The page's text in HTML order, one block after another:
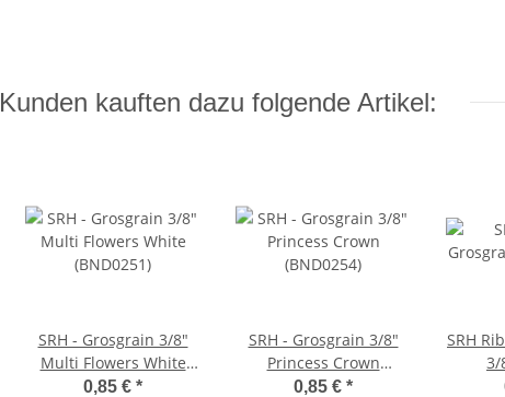
Kunden kauften dazu folgende Artikel:
SRH - Grosgrain 3/8"
Multi Flowers White
(BND0251)
0,85 € *
SRH - Grosgrain 3/8"
Princess Crown
(BND0254)
0,85 € *
SRH
3/